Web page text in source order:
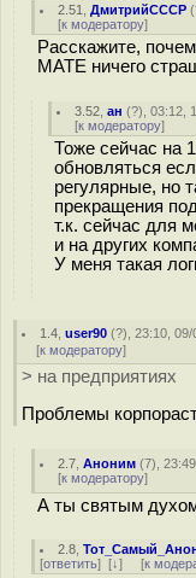
2.51 ,ДмитрийСССР (
[к модератору]
Расскажите,
MATE ничего
3.52 ,ан (?), 03:12,
[к модератору]
Тоже сейчас на
обновляться
регулярные, но
прекращения
т.к. сейчас для
и на других
У меня такая
1.4 ,user90 (?), 23:10, 09/
[к модератору]
> на предприятиях
Проблемы
2.7 ,Аноним (7),
[к модератору]
А ты святым
2.8 ,
[ответить] [↓] [к